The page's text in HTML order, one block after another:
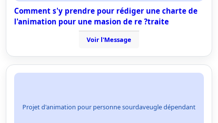
Comment s'y prendre pour rédiger une charte de
l'animation pour une masion de re ?traite
Voir l'Message
Projet d'animation pour personne sourdaveugle dépendant